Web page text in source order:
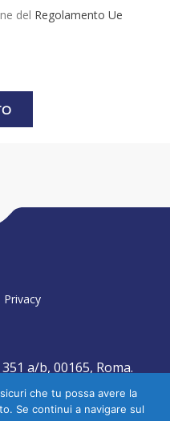
del Regolamento Ue
a/b, 00165, Roma.
Web - Web Agency
che tu possa avere la
Se continui a navigare sul